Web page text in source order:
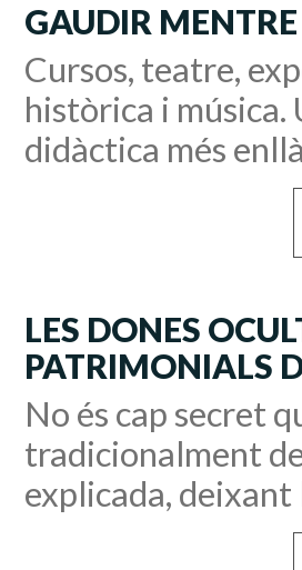
GAUDIR MENTRE
Cursos, teatre,
històrica i música.
didàctica més
LES DONES
PATRIMONIALS
No és cap secret
tradicionalment
explicada, deixant